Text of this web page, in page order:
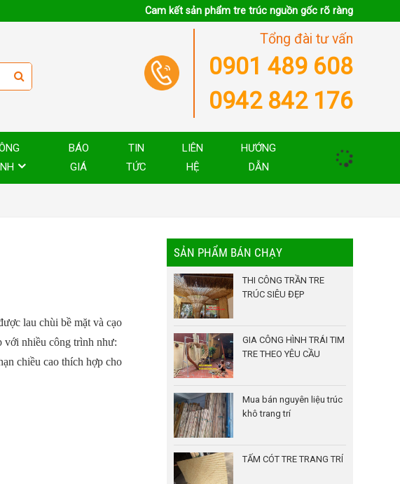
Cam kết sản phẩm tre trúc nguồn gốc rõ ràng
Tổng đài tư vấn
0901 489 608
0942 842 176
BÁO
GIÁ
TIN
TỨC
LIÊN
HỆ
HƯỚNG
DẪN
lau chùi bề mặt và cạo
với nhiều công trình như:
chiều cao thích hợp cho
SẢN PHẨM BÁN CHẠY
THI CÔNG TRẦN TRE
TRÚC SIÊU ĐẸP
GIA CÔNG HÌNH TRÁI TIM
TRE THEO YÊU CẦU
Mua bán nguyên liệu trúc
khô trang trí
TẤM CÓT TRE TRANG TRÍ